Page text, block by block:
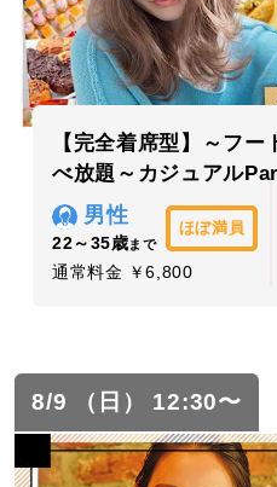
【完全着席型】～フ
べ放題～カジュアル
男性
22～35歳まで
ほぼ満員
通常料金 ￥6,800
8/9 （日） 12:30〜